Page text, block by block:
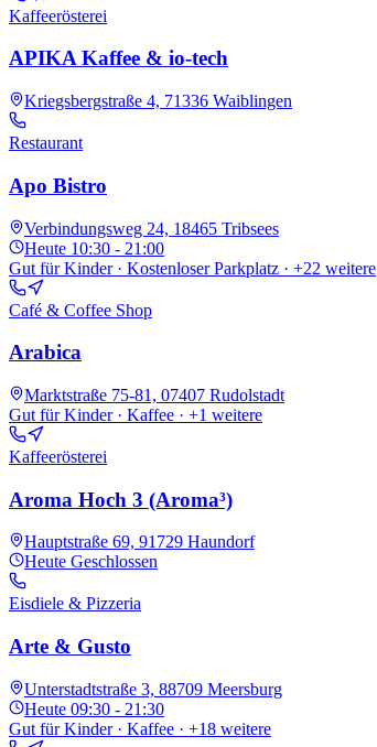
Kaffeerösterei
APIKA Kaffee & io-tech
Kriegsbergstraße 4, 71336 Waiblingen
Restaurant
Apo Bistro
Verbindungsweg 24, 18465 Tribsees
Heute 10:30 - 21:00
Gut für Kinder · Kostenloser Parkplatz · +22 weitere
Café & Coffee Shop
Arabica
Marktstraße 75-81, 07407 Rudolstadt
Gut für Kinder · Kaffee · +1 weitere
Kaffeerösterei
Aroma Hoch 3 (Aroma³)
Hauptstraße 69, 91729 Haundorf
Heute Geschlossen
Eisdiele & Pizzeria
Arte & Gusto
Unterstadtstraße 3, 88709 Meersburg
Heute 09:30 - 21:30
Gut für Kinder · Kaffee · +18 weitere